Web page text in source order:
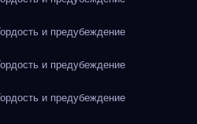
и предубеждение
и предубеждение
и предубеждение